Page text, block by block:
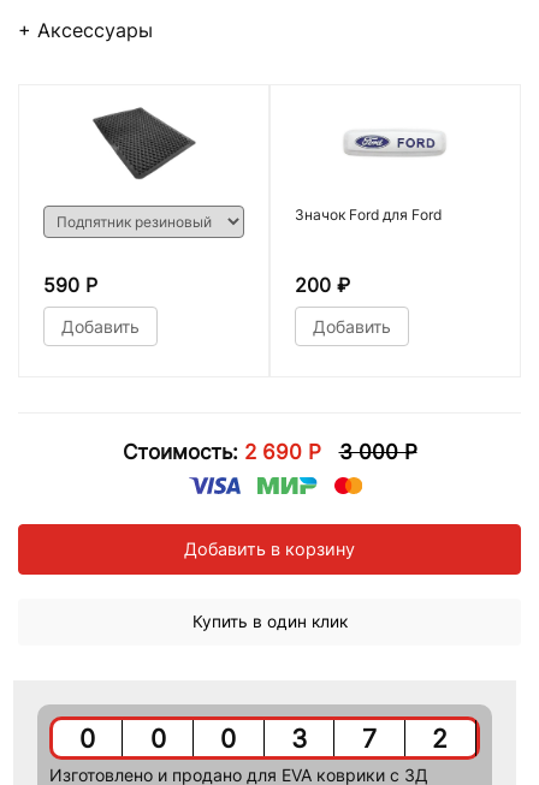
+ Аксессуары
590 Р
Добавить
Значок Ford для Ford
200 ₽
Добавить
Стоимость: 2 690 Р 3 000 Р
Добавить в корзину
Купить в один клик
0 0 0 3 7 2
Изготовлено и продано для EVA коврики c 3Д